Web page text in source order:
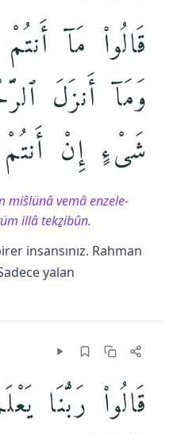
قَالُوا۟ مَآ
وَمَآ أَنزَلَ
شَىْءٍ إِنْ
miŝlünâ vemâ enzele-
illâ tekẕibûn.
insansınız. Rahman
yalan
قَالُوا۟ رَبُّنَا